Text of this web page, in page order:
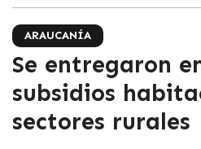
ARAUCANÍA
Se entregaron
subsidios
sectores rurales